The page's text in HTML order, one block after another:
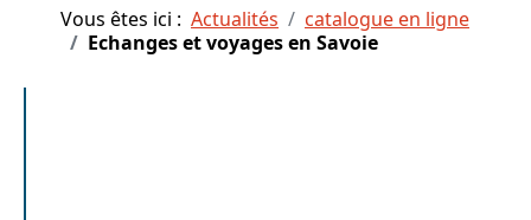
Vous êtes ici : Actualités
catalogue en ligne
Echanges et voyages en Savoie